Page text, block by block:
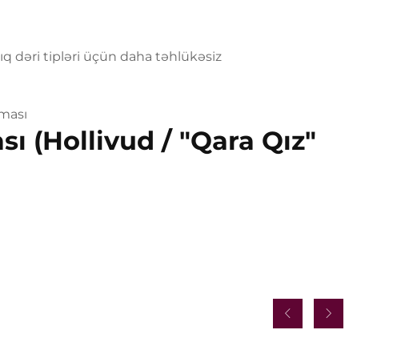
dəri tipləri üçün daha təhlükəsiz
(Hollivud / "Qara Qız"